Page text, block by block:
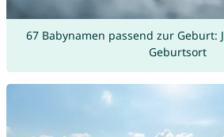
67 Babynamen passend zur Geburt:
Geburtsort